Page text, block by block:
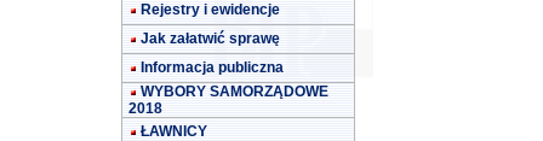
Rejestry i ewidencje
Jak załatwić sprawę
Informacja publiczna
WYBORY SAMORZĄDOWE
2018
ŁAWNICY